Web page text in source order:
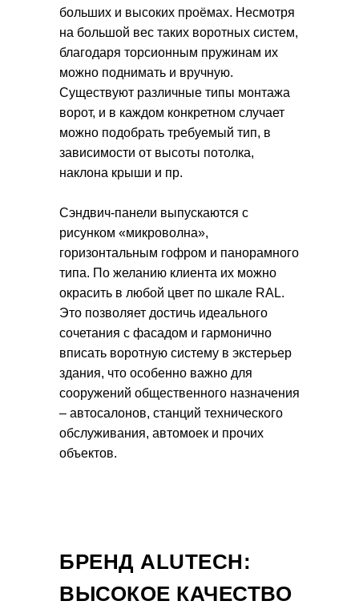
больших и высоких проёмах. Несмотря
на большой вес таких воротных систем,
благодаря торсионным пружинам их
можно поднимать и вручную.
Существуют различные типы монтажа
ворот, и в каждом конкретном случает
можно подобрать требуемый тип, в
зависимости от высоты потолка,
наклона крыши и пр.
Сэндвич-панели выпускаются с
рисунком «микроволна»,
горизонтальным гофром и панорамного
типа. По желанию клиента их можно
окрасить в любой цвет по шкале RAL.
Это позволяет достичь идеального
сочетания с фасадом и гармонично
вписать воротную систему в экстерьер
здания, что особенно важно для
сооружений общественного назначения
– автосалонов, станций технического
обслуживания, автомоек и прочих
объектов.
БРЕНД ALUTECH:
ВЫСОКОЕ КАЧЕСТВО